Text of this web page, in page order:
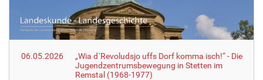
06.05.2026
„Wia d´Revoludsjo uffs Dorf komma isch!“ - Die
Jugendzentrumsbewegung in Stetten im
Remstal (1968-1977)